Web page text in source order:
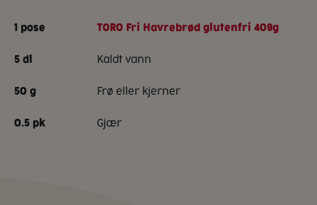
1 pose TORO Fri Havrebrød glutenfri 409g
5 dl kaldt vann
50 g frø eller kjerner
0.5 pk gjær